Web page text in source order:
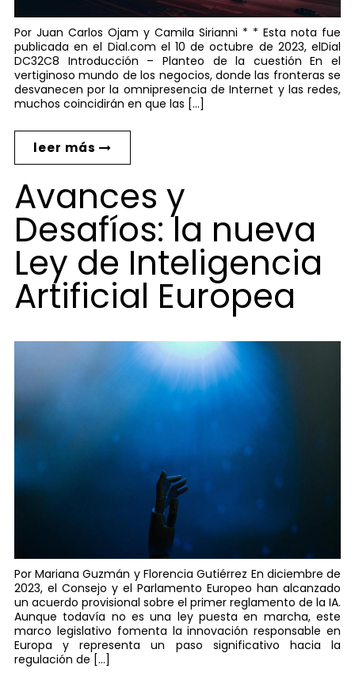
Por Juan Carlos Ojam y Camila Sirianni * * Esta nota fue
publicada en el Dial.com el 10 de octubre de 2023, elDial
DC32C8 Introducción – Planteo de la cuestión En el
vertiginoso mundo de los negocios, donde las fronteras se
desvanecen por la omnipresencia de Internet y las redes,
muchos coincidirán en que las […]
leer más
Avances y
Desafíos: la nueva
Ley de Inteligencia
Artificial Europea
Por Mariana Guzmán y Florencia Gutiérrez En diciembre de
2023, el Consejo y el Parlamento Europeo han alcanzado
un acuerdo provisional sobre el primer reglamento de la IA.
Aunque todavía no es una ley puesta en marcha, este
marco legislativo fomenta la innovación responsable en
Europa y representa un paso significativo hacia la
regulación de […]